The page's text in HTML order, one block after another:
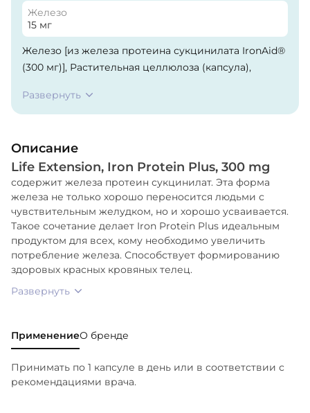
Железо
15 мг
Железо [из железа протеина сукцинилата IronAid®
(300 мг)], Растительная целлюлоза (капсула),
кремния, стеариновая кислота. Содержит молоко.
Развернуть
Описание
Life Extension, Iron Protein Plus, 300 mg
содержит железа протеин сукцинилат. Эта форма
железа не только хорошо переносится людьми с
чувствительным желудком, но и хорошо усваивается.
Такое сочетание делает Iron Protein Plus идеальным
продуктом для всех, кому необходимо увеличить
потребление железа. Способствует формированию
здоровых красных кровяных телец.
Развернуть
ПрименениеО бренде
Принимать по 1 капсуле в день или в соответствии с
рекомендациями врача.